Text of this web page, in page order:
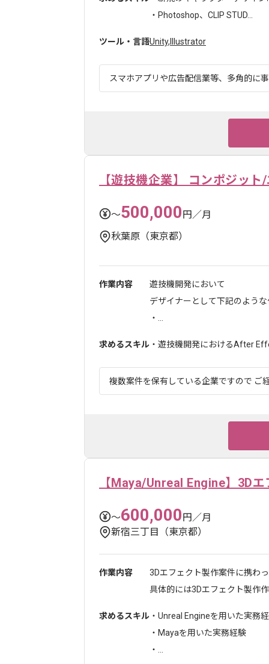
・Photoshop、CLIP STUD...
ツール・言語Unity, Illustrator
スマホアプリや広告配信業等、多角的に
【遊技機企業】 コンポジッ
〜500,000円／月
秋葉原（東京都）
作業内容
遊技機開発において
デザイナーとして下記のよう
・...
求めるスキル ・遊技機開発におけるAfter
複数案件を保有している企業ですので ご
【Maya/Unreal Engine】3D
〜600,000円／月
新宿三丁目（東京都）
作業内容
3Dエフェクト製作案件に携わ
具体的には3Dエフェクト製作
求めるスキル ・Unreal Engineを用いた実務
・Mayaを用いた実務経験
・...